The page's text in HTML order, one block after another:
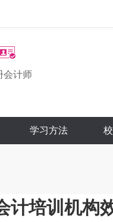
会计师
学习方法
计培训机构